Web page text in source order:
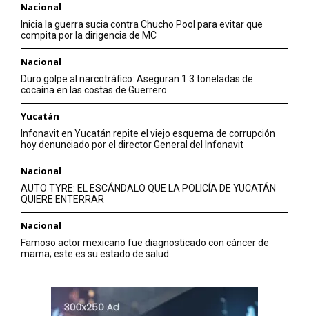
Nacional
Inicia la guerra sucia contra Chucho Pool para evitar que
compita por la dirigencia de MC
Nacional
Duro golpe al narcotráfico: Aseguran 1.3 toneladas de
cocaína en las costas de Guerrero
Yucatán
Infonavit en Yucatán repite el viejo esquema de corrupción
hoy denunciado por el director General del Infonavit
Nacional
AUTO TYRE: EL ESCÁNDALO QUE LA POLICÍA DE YUCATÁN
QUIERE ENTERRAR
Nacional
Famoso actor mexicano fue diagnosticado con cáncer de
mama; este es su estado de salud